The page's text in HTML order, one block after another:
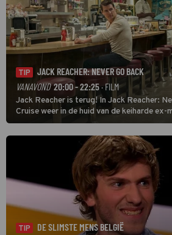
TIP
JACK REACHER: NEVER GO BACK
VANAVOND 20:00 - 22:25 · FILM
Jack Reacher is terug! In Jack Reacher:
Cruise weer in de huid van de keiharde ex-
TIP
DE SLIMSTE MENS BELGIË